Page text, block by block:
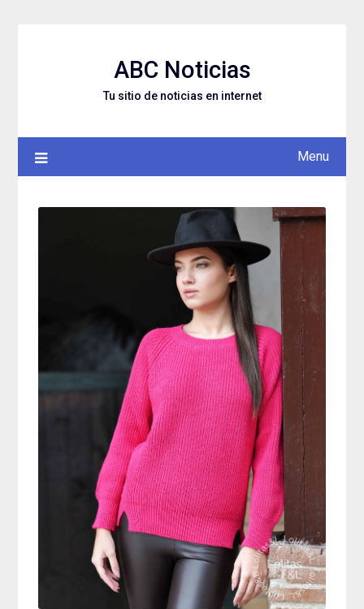
ABC Noticias
Tu sitio de noticias en internet
Menu